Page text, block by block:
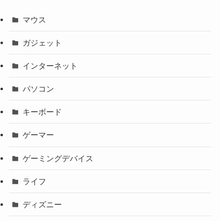
マウス
ガジェット
インターネット
パソコン
キーボード
ゲーマー
ゲーミングデバイス
ライフ
ディズニー